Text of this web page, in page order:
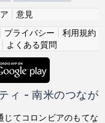
意見
プライバシー
利用規約
よくある質問
ィ - 南米のつなが
じてコロンビアのもてな